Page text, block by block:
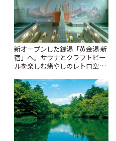
新オープンした銭湯「黄金湯 新
宿」へ。サウナとクラフトビー
ルを楽しむ癒やしのレトロ空間